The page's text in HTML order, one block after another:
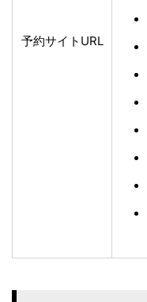
予約サイトURL